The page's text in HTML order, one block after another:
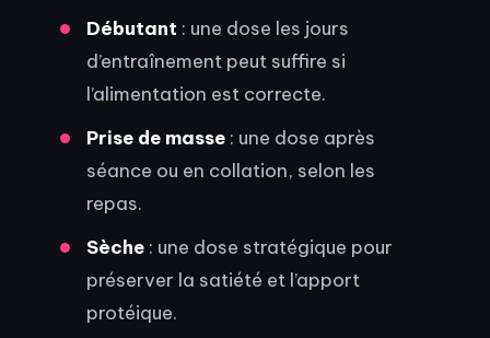
Débutant : une dose les jours
d’entraînement peut suffire si
l’alimentation est correcte.
Prise de masse : une dose après
séance ou en collation, selon les
repas.
Sèche : une dose stratégique pour
préserver la satiété et l’apport
protéique.